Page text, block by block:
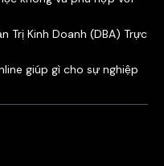
Trị Kinh Doanh (DBA) Trực
giúp gì cho sự nghiệp